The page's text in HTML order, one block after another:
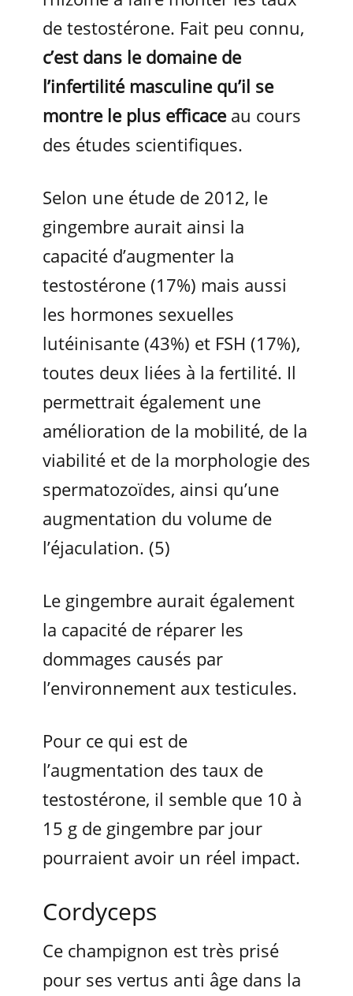
de testostérone. Fait peu connu,
c’est dans le domaine de
l’infertilité masculine qu’il se
montre le plus efficace au cours
des études scientifiques.
Selon une étude de 2012, le
gingembre aurait ainsi la
capacité d’augmenter la
testostérone (17%) mais aussi
les hormones sexuelles
lutéinisante (43%) et FSH (17%),
toutes deux liées à la fertilité. Il
permettrait également une
amélioration de la mobilité, de la
viabilité et de la morphologie des
spermatozoïdes, ainsi qu’une
augmentation du volume de
l’éjaculation. (5)
Le gingembre aurait également
la capacité de réparer les
dommages causés par
l’environnement aux testicules.
Pour ce qui est de
l’augmentation des taux de
testostérone, il semble que 10 à
15 g de gingembre par jour
pourraient avoir un réel impact.
Cordyceps
Ce champignon est très prisé
pour ses vertus anti âge dans la